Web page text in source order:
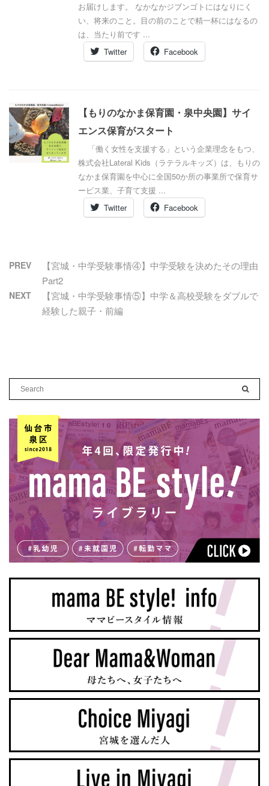
お届けします。 なかなかジブンゴトにはなりにく
い、将来のこと。目の前のことで精一杯にはなるの
は、当たり前です ...
Twitter
Facebook
【もりのなかま保育園・泉中央園】サイ
エンス保育がスタート
「働く女性を支援する」という企業理念をもつ、
株式会社Lateral Kids（ラテラルキッズ）は、もりの
なかま保育園を中心に全国50か所の事業所で保育サ
ービス業、子育て支援 ...
Twitter
Facebook
PREV
【宮城・中学受験事情④】中学受験を決めたその理由
Part2
NEXT
【宮城・中学受験事情⑤】中学＆高校受験をダブルで
経験した親子・前編